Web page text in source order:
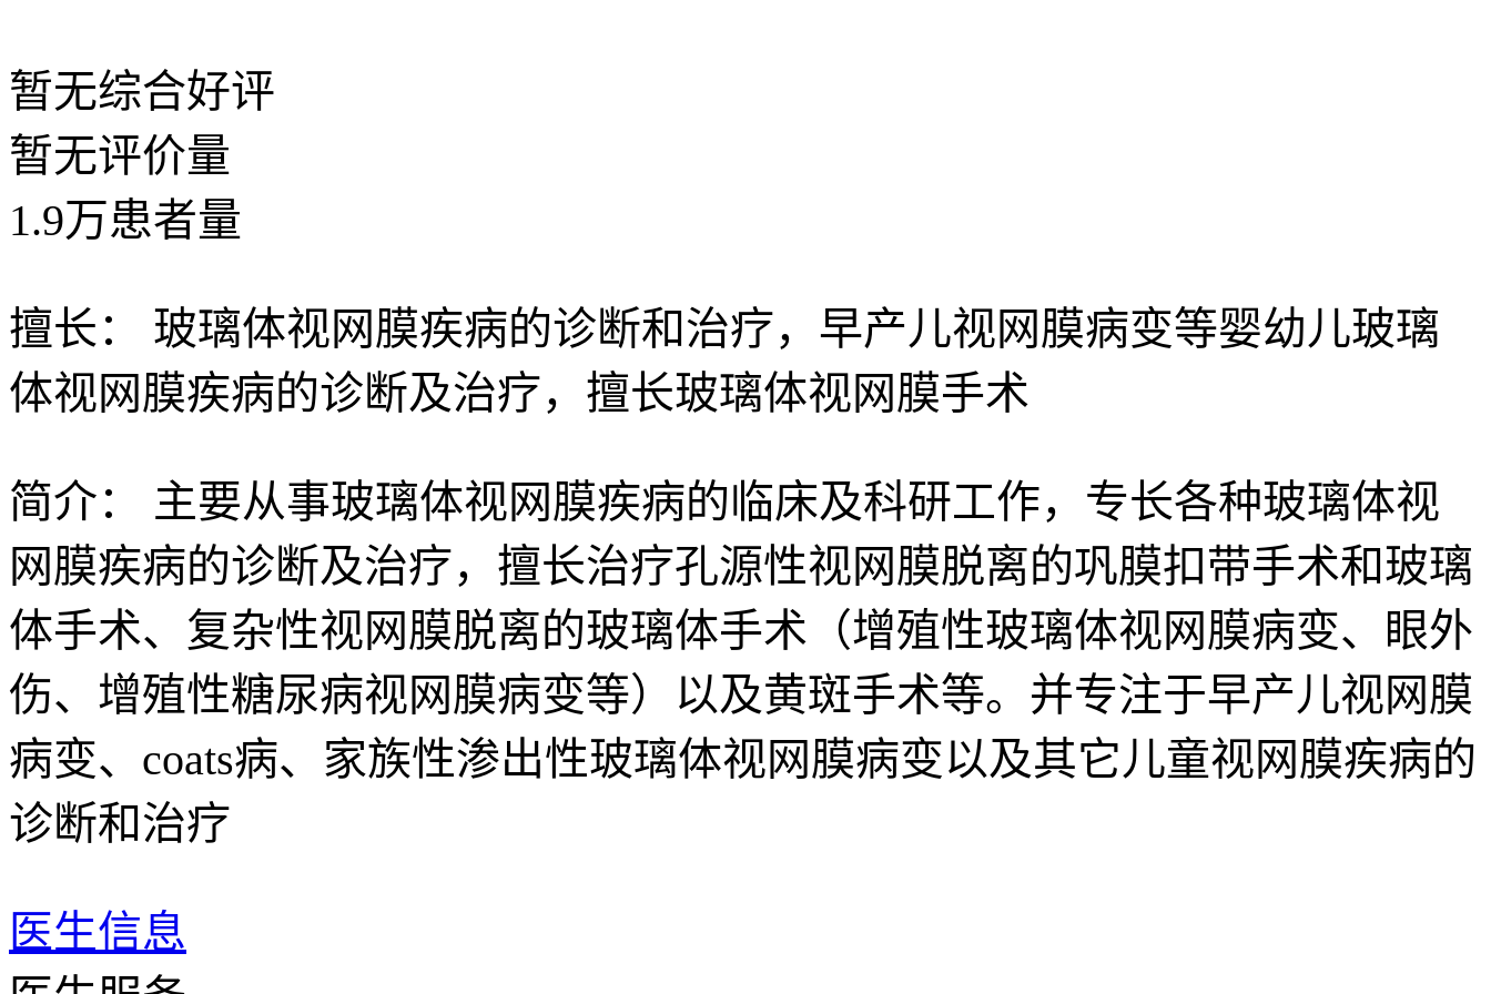
暂无综合好评
暂无评价量
1.9万患者量
擅长：
玻璃体视网膜疾病的诊断和治疗，早产儿视网膜病变等婴幼儿玻璃
体视网膜疾病的诊断及治疗，擅长玻璃体视网膜手术
简介：
主要从事玻璃体视网膜疾病的临床及科研工作，专长各种玻璃体视
网膜疾病的诊断及治疗，擅长治疗孔源性视网膜脱离的巩膜扣带手术和玻璃
体手术、复杂性视网膜脱离的玻璃体手术（增殖性玻璃体视网膜病变、眼外
伤、增殖性糖尿病视网膜病变等）以及黄斑手术等。并专注于早产儿视网膜
病变、coats病、家族性渗出性玻璃体视网膜病变以及其它儿童视网膜疾病的
诊断和治疗
医生信息